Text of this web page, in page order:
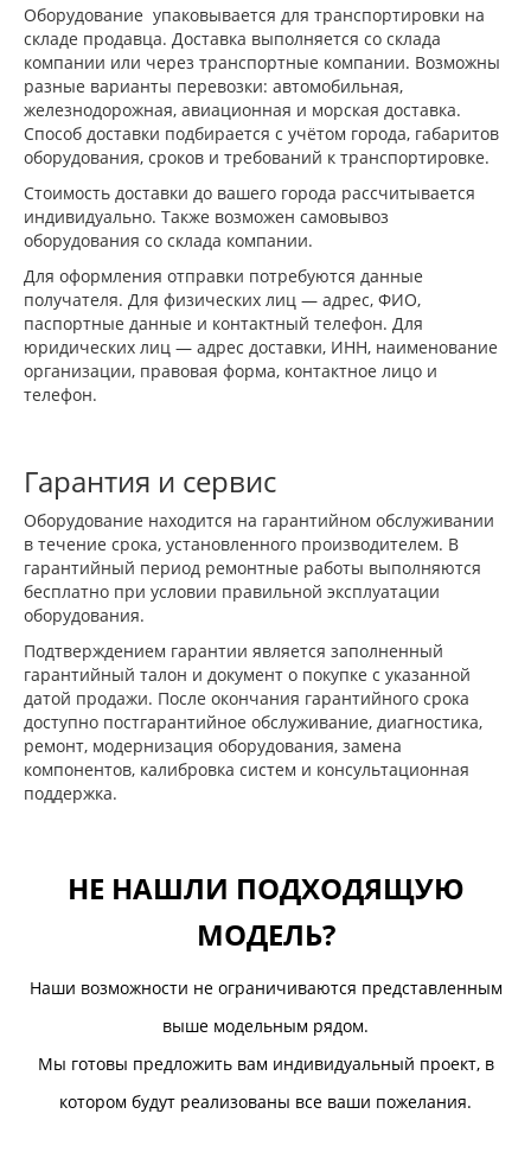
Оборудование упаковывается для транспортировки на
складе продавца. Доставка выполняется со склада
компании или через транспортные компании. Возможны
разные варианты перевозки: автомобильная,
железнодорожная, авиационная и морская доставка.
Способ доставки подбирается с учётом города, габаритов
оборудования, сроков и требований к транспортировке.
Стоимость доставки до вашего города рассчитывается
индивидуально. Также возможен самовывоз
оборудования со склада компании.
Для оформления отправки потребуются данные
получателя. Для физических лиц — адрес, ФИО,
паспортные данные и контактный телефон. Для
юридических лиц — адрес доставки, ИНН, наименование
организации, правовая форма, контактное лицо и
телефон.
Гарантия и сервис
Оборудование находится на гарантийном обслуживании
в течение срока, установленного производителем. В
гарантийный период ремонтные работы выполняются
бесплатно при условии правильной эксплуатации
оборудования.
Подтверждением гарантии является заполненный
гарантийный талон и документ о покупке с указанной
датой продажи. После окончания гарантийного срока
доступно постгарантийное обслуживание, диагностика,
ремонт, модернизация оборудования, замена
компонентов, калибровка систем и консультационная
поддержка.
НЕ НАШЛИ ПОДХОДЯЩУЮ
МОДЕЛЬ?
Наши возможности не ограничиваются представленным
выше модельным рядом.
Мы готовы предложить вам индивидуальный проект, в
котором будут реализованы все ваши пожелания.